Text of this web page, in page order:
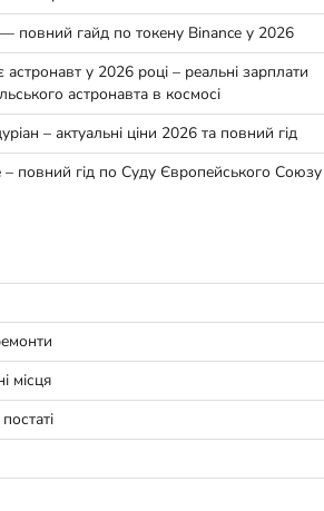
повний гайд по токену Binance у 2026
астронавт у 2026 році – реальні зарплати
астронавта в космосі
– актуальні ціни 2026 та повний гід
– повний гід по Суду Європейського Союзу
місця